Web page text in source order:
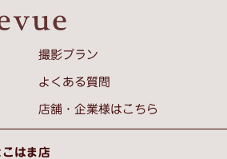
撮影プラン
よくある質問
店舗・企業様はこちら
はま店